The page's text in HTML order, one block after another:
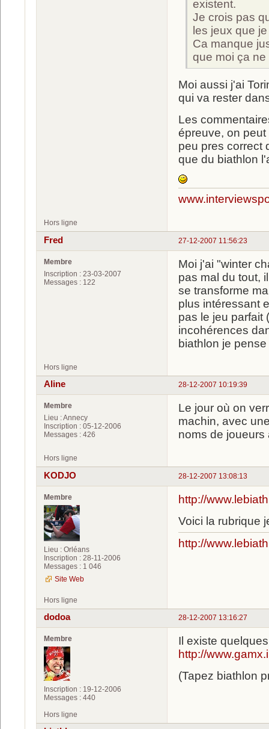
existent.
Je crois pas
les jeux que
Ca manque
que moi ça
Moi aussi j'ai
qui va rester
Les
épreuve, on
peu pres correct
que du biathlon
Hors ligne
27-12-2007 11:56:23
Fred
Membre
Inscription : 23-03-2007
Messages : 122
Moi j'ai "winter
pas mal du tout,
se transforme
plus intéressant
pas le jeu parfait
incohérences
biathlon je
Hors ligne
28-12-2007 10:19:39
Aline
Membre
Lieu : Annecy
Inscription : 05-12-2006
Messages : 426
Le jour où on
machin, avec
noms de joueurs
Hors ligne
28-12-2007 13:08:13
KODJO
Membre
Lieu : Orléans
Inscription : 28-11-2006
Messages : 1 046
Site Web
http://
Voici la rubrique
http://
Hors ligne
28-12-2007 13:16:27
dodoa
Membre
Inscription : 19-12-2006
Messages : 440
Il existe
http://
(Tapez biathlon
Hors ligne